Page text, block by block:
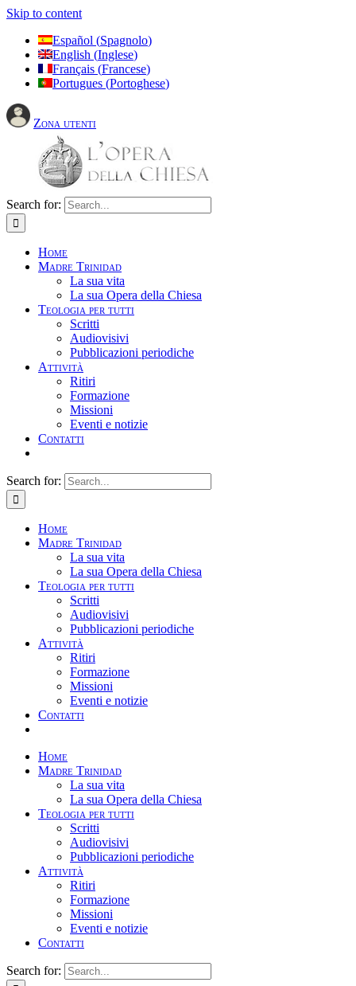
Skip to content
Español (Spagnolo)
English (Inglese)
Français (Francese)
Portugues (Portoghese)
Zona utenti
Search for:
Home
Madre Trinidad
La sua vita
La sua Opera della Chiesa
Teologia per tutti
Scritti
Audiovisivi
Pubblicazioni periodiche
Attività
Ritiri
Formazione
Missioni
Eventi e notizie
Contatti
Search for:
Home
Madre Trinidad
La sua vita
La sua Opera della Chiesa
Teologia per tutti
Scritti
Audiovisivi
Pubblicazioni periodiche
Attività
Ritiri
Formazione
Missioni
Eventi e notizie
Contatti
Home
Madre Trinidad
La sua vita
La sua Opera della Chiesa
Teologia per tutti
Scritti
Audiovisivi
Pubblicazioni periodiche
Attività
Ritiri
Formazione
Missioni
Eventi e notizie
Contatti
Search for: